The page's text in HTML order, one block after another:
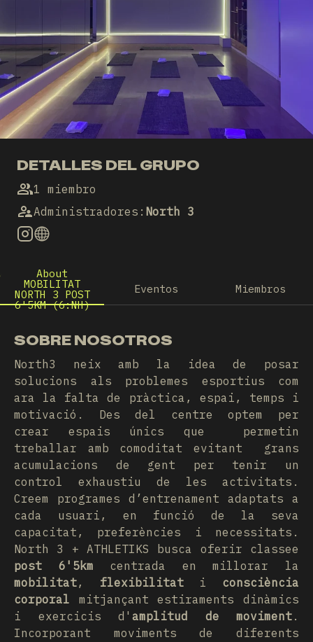
DETALLES DEL GRUPO
1 miembro
Administradores : North 3
About
MOBILITAT
NORTH 3 POST
6'5KM (6:NH)
Eventos Miembros
SOBRE NOSOTROS
North3 neix amb la idea de posar
solucions als problemes esportius com
ara la falta de pràctica, espai, temps i
motivació. Des del centre optem per
crear espais únics que permetin
treballar amb comoditat evitant grans
acumulacions de gent per tenir un
control exhaustiu de les activitats.
Creem programes d’entrenament adaptats a
cada usuari, en funció de la seva
capacitat, preferències i necessitats.
North 3 + ATHLETIKS busca oferir classee
post 6'5km centrada en millorar la
mobilitat, flexibilitati consciència
corporal mitjançant estiraments dinàmics
i exercicis d' amplitud de moviment .
Incorporant moviments de diferents